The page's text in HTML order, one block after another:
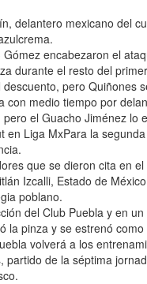
delantero mexicano del
encabezaron el
durante el resto del
pero Quiñones
con medio tiempo por
el Guacho Jiménez lo
en Liga MxPara la
que se dieron cita en
Izcalli, Estado de
poblano.
del Club Puebla y en
la pinza y se estrenó
volverá a los
partido de la séptima